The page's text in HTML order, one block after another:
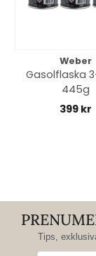
Weber
Gasolflaska
445g
399 kr
Tips,